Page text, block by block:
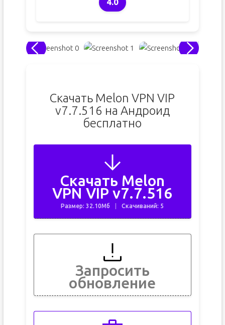
Скачать Melon VPN VIP
v7.7.516 на Андроид
бесплатно
Скачать Melon
VPN VIP v7.7.516
Размер: 32.10Мб Скачиваний: 5
Запросить
обновление